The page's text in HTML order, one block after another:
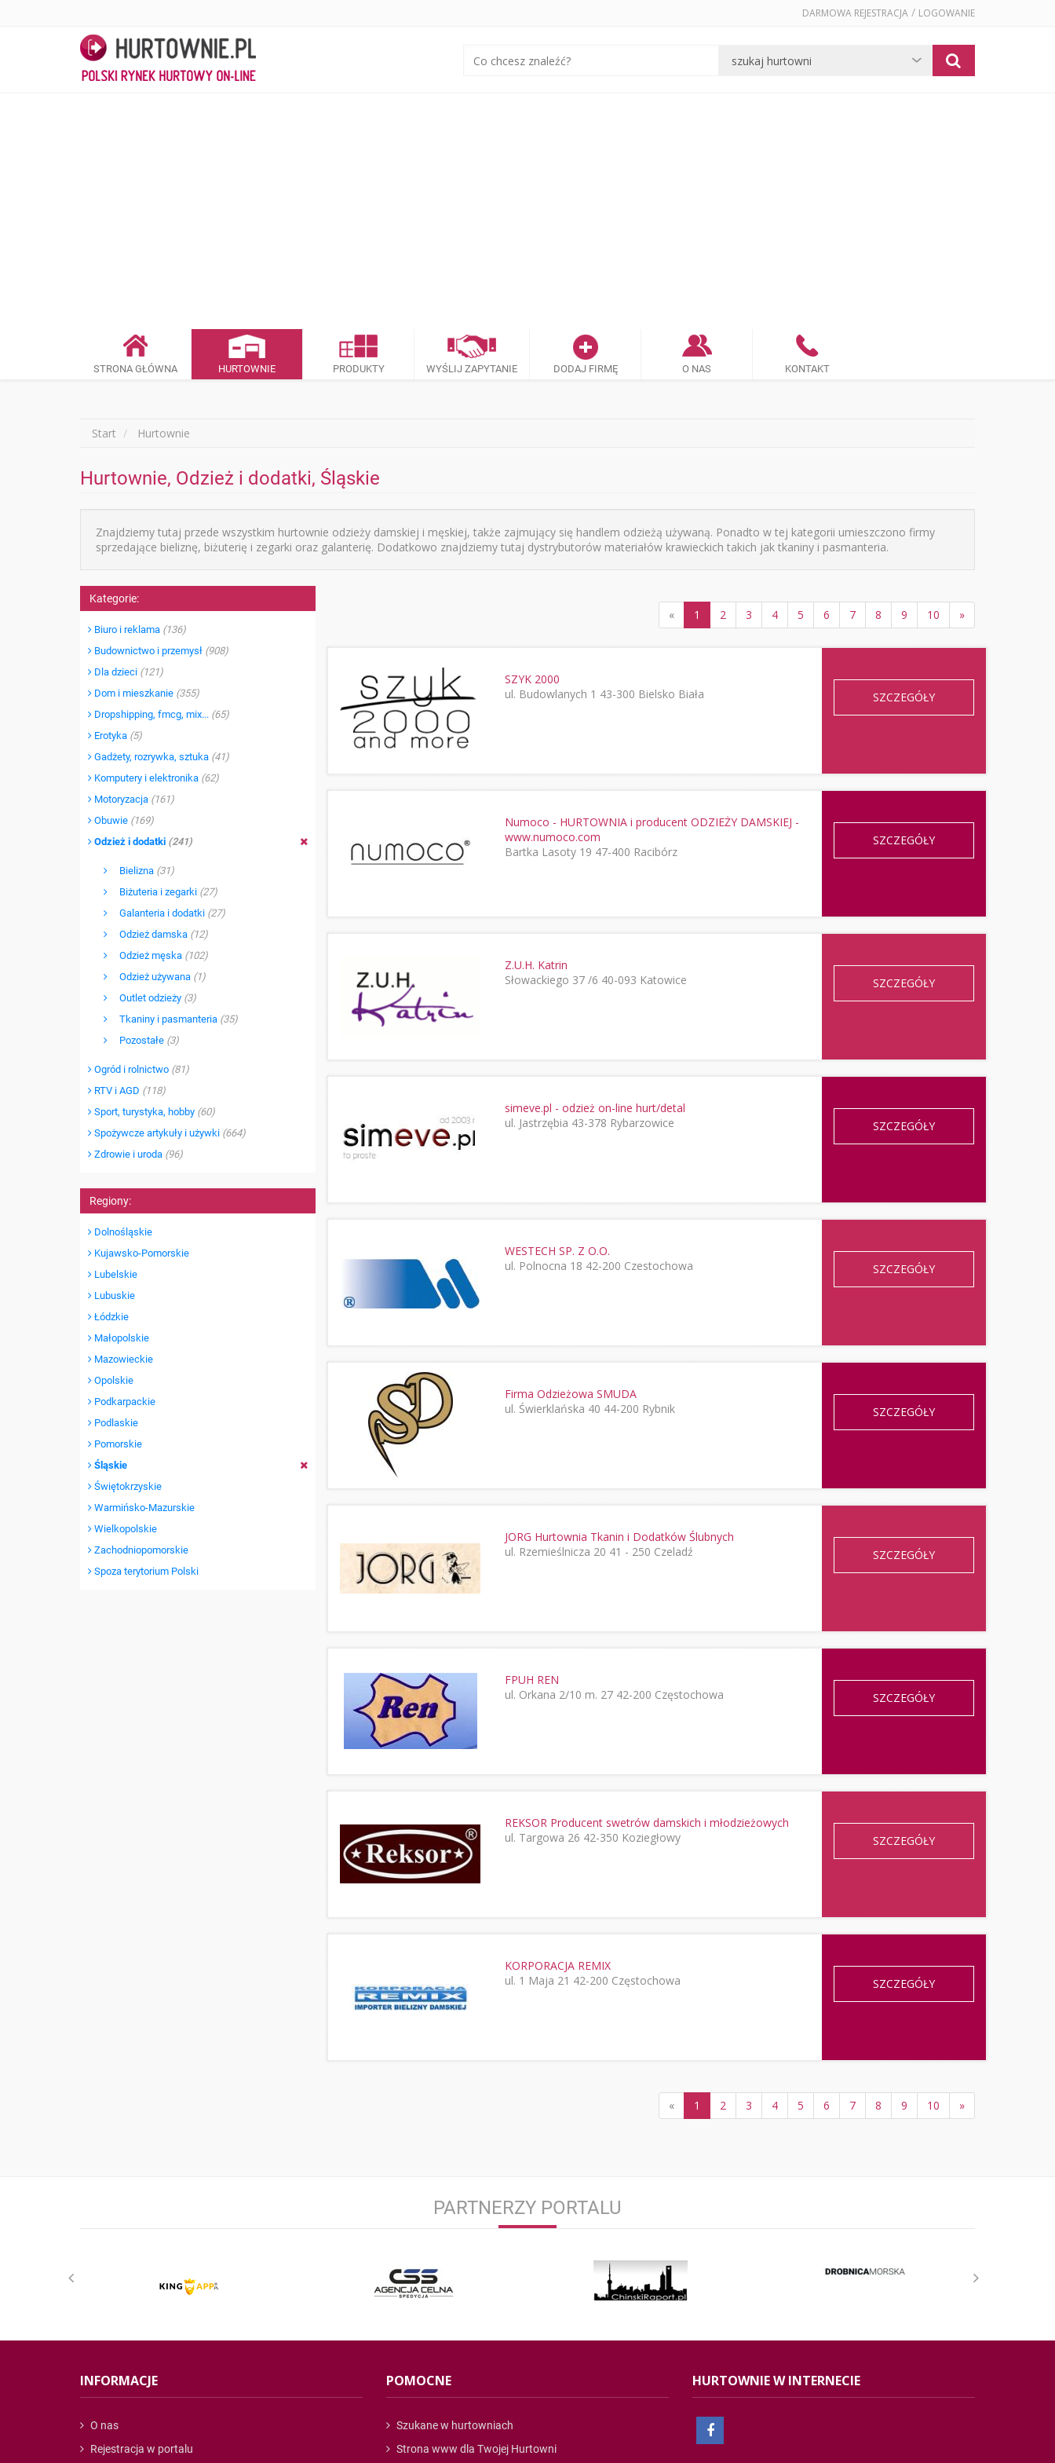
DARMOWA REJESTRACJA / LOGOWANIE
STRONA GŁÓWNA HURTOWNIE PRODUKTY WYŚLIJ ZAPYTANIE DODAJ FIRMĘ O NAS KONTAKT
Start Hurtownie
Hurtownie, Odzież i dodatki, Śląskie
Znajdziemy tutaj przede wszystkim hurtownie odzieży damskiej i męskiej, także zajmujący się handlem odzieżą używaną. Ponadto w tej kategorii umieszczono firmy
sprzedające bieliznę, biżuterię i zegarki oraz galanterię. Dodatkowo znajdziemy tutaj dystrybutorów materiałów krawieckich takich jak tkaniny i pasmanteria.
Kategorie:
Biuro i reklama (136)
Budownictwo i przemysł (908)
Dla dzieci (121)
Dom i mieszkanie (355)
Dropshipping, fmcg, mix... (65)
Erotyka (5)
Gadżety, rozrywka, sztuka (41)
Komputery i elektronika (62)
Motoryzacja (161)
Obuwie (169)
Odzież i dodatki (241)
Bielizna (31)
Biżuteria i zegarki (27)
Galanteria i dodatki (27)
Odzież damska (12)
Odzież męska (102)
Odzież używana (1)
Outlet odzieży (3)
Tkaniny i pasmanteria (35)
Pozostałe (3)
Ogród i rolnictwo (81)
RTV i AGD (118)
Sport, turystyka, hobby (60)
Spożywcze artykuły i używki (664)
Zdrowie i uroda (96)
Regiony:
Dolnośląskie
Kujawsko-Pomorskie
Lubelskie
Lubuskie
Łódzkie
Małopolskie
Mazowieckie
Opolskie
Podkarpackie
Podlaskie
Pomorskie
Śląskie
Świętokrzyskie
Warmińsko-Mazurskie
Wielkopolskie
Zachodniopomorskie
Spoza terytorium Polski
« 1 2 3 4 5 6 7 8 9 10 »
SZYK 2000
ul. Budowlanych 1 43-300 Bielsko Biała
SZCZEGÓŁY
Numoco - HURTOWNIA i producent ODZIEŻY DAMSKIEJ -
www.numoco.com
Bartka Lasoty 19 47-400 Racibórz
SZCZEGÓŁY
Z.U.H. Katrin
Słowackiego 37 /6 40-093 Katowice
SZCZEGÓŁY
simeve.pl - odzież on-line hurt/detal
ul. Jastrzębia 43-378 Rybarzowice
SZCZEGÓŁY
WESTECH SP. Z O.O.
ul. Polnocna 18 42-200 Czestochowa
SZCZEGÓŁY
Firma Odzieżowa SMUDA
ul. Świerklańska 40 44-200 Rybnik
SZCZEGÓŁY
JORG Hurtownia Tkanin i Dodatków Ślubnych
ul. Rzemieślnicza 20 41 - 250 Czeladź
SZCZEGÓŁY
FPUH REN
ul. Orkana 2/10 m. 27 42-200 Częstochowa
SZCZEGÓŁY
REKSOR Producent swetrów damskich i młodzieżowych
ul. Targowa 26 42-350 Koziegłowy
SZCZEGÓŁY
KORPORACJA REMIX
ul. 1 Maja 21 42-200 Częstochowa
SZCZEGÓŁY
« 1 2 3 4 5 6 7 8 9 10 »
PARTNERZY PORTALU
INFORMACJE
O nas
Rejestracja w portalu
POMOCNE
Szukane w hurtowniach
Strona www dla Twojej Hurtowni
HURTOWNIE W INTERNECIE